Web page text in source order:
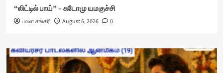
“லிட்டில் பாய்” – சுடோமு யமகுச்சி
பவள சங்கரி August 6, 2026 0